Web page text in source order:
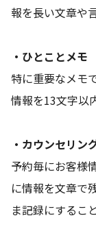
報を長い文章や
・ひとことメモ
特に重要なメモ
情報を13文字以
・カウンセリン
予約毎にお客様
に情報を文章で
ま記録にするこ